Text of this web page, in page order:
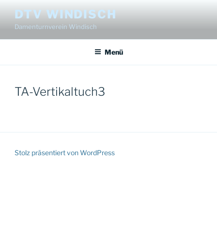
Inhalt
springen
DTV WINDISCH
Damenturnverein Windisch
Menü
TA-Vertikaltuch3
Stolz präsentiert von WordPress